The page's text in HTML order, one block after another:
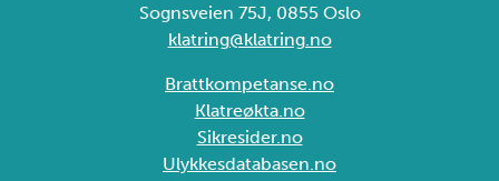
Sognsveien 75J, 0855 Oslo
klatring@klatring.no
Brattkompetanse.no
Klatreøkta.no
Sikresider.no
Ulykkesdatabasen.no